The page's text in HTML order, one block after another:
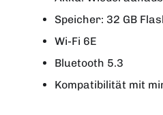
Speicher: 32 GB
Wi-Fi 6E
Bluetooth 5.3
Kompatibilität mit